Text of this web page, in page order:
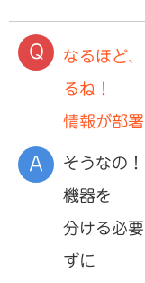
なるほど
るね！
情報が部
そうなの
機器を
分ける必
ずに